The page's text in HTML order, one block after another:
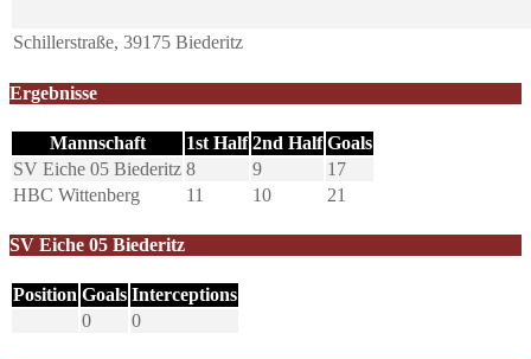
Schillerstraße, 39175 Biederitz
Ergebnisse
Mannschaft 1st Half 2nd Half Goals
SV Eiche 05 Biederitz 8 9
17
HBC Wittenberg
11 10 21
SV Eiche 05 Biederitz
Position Goals Interceptions
0
0